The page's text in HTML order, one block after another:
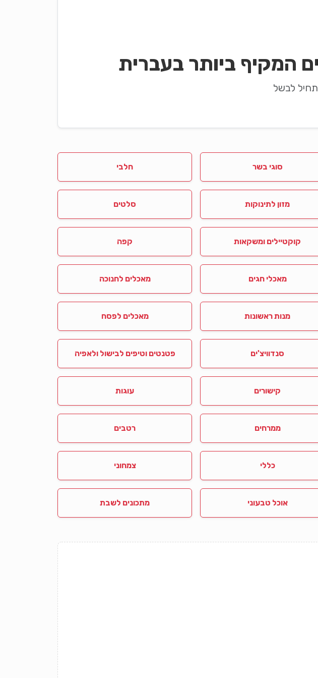
המקיף ביותר בעברית
לבשל
סוגי בשר חלבי
מזון לתינוקות סלטים
קוקטיילים ומשקאות קפה
מאכלי חגים מאכלים לחנוכה
מנות ראשונות מאכלים לפסח
סנדוויצ'ים פטנטים וטיפים לבישול ולאפיה
קישורים עוגות
ממרחים רטבים
כללי צמחוני
אוכל טבעוני מתכונים לשבת